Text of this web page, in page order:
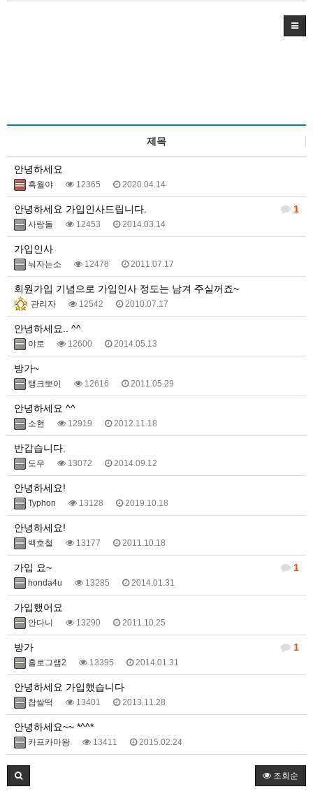
제목
안녕하세요
흑월야 12365 2020.04.14
1
안녕하세요 가입인사드립니다.
사랑돌 12453 2014.03.14
가입인사
눠자는소 12478 2011.07.17
회원가입 기념으로 가입인사 정도는 남겨 주실꺼죠~
관리자 12542 2010.07.17
안녕하세요.. ^^
야로 12600 2014.05.13
방가~
탱크뽀이 12616 2011.05.29
안녕하세요 ^^
소현 12919 2012.11.18
반갑습니다.
도우 13072 2014.09.12
안녕하세요!
Typhon 13128 2019.10.18
안녕하세요!
백호철 13177 2011.10.18
1
가입 요~
honda4u 13285 2014.01.31
가입했어요
안다니 13290 2011.10.25
1
방가
홀로그램2 13395 2014.01.31
안녕하세요 가입했습니다
찹쌀떡 13401 2013.11.28
안녕하세요~~ *^^*
카프카마왕 13411 2015.02.24
조회순